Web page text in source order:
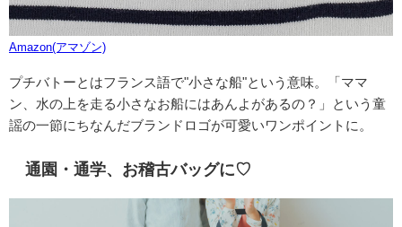
Amazon(アマゾン)
プチバトーとはフランス語で"小さな船"という意味。「ママ
ン、水の上を走る小さなお船にはあんよがあるの？」という童
謡の一節にちなんだブランドロゴが可愛いワンポイントに。
通園・通学、お稽古バッグに♡